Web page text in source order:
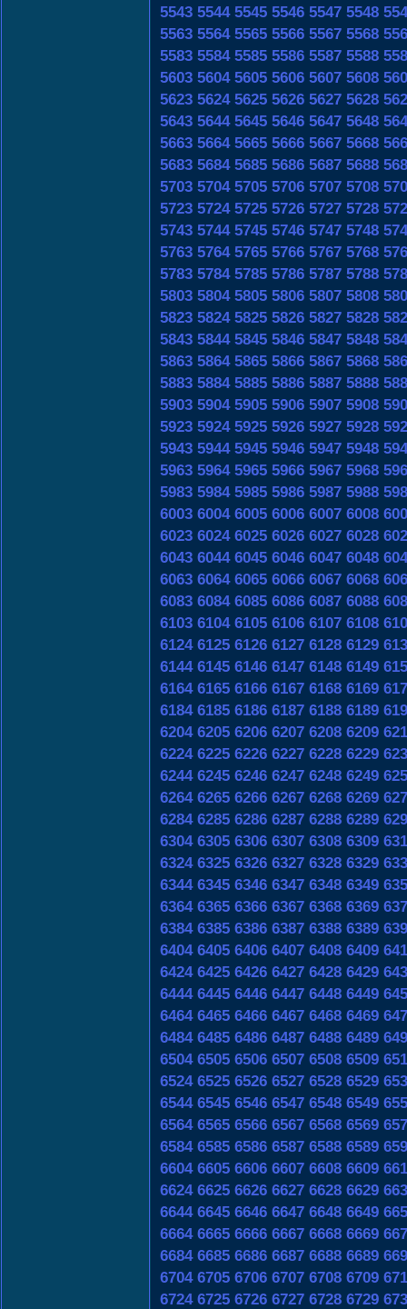
5543 5544 5545 5546 5547 5548
5563 5564 5565 5566 5567 5568
5583 5584 5585 5586 5587 5588
5603 5604 5605 5606 5607 5608
5623 5624 5625 5626 5627 5628
5643 5644 5645 5646 5647 5648
5663 5664 5665 5666 5667 5668
5683 5684 5685 5686 5687 5688
5703 5704 5705 5706 5707 5708
5723 5724 5725 5726 5727 5728
5743 5744 5745 5746 5747 5748
5763 5764 5765 5766 5767 5768
5783 5784 5785 5786 5787 5788
5803 5804 5805 5806 5807 5808
5823 5824 5825 5826 5827 5828
5843 5844 5845 5846 5847 5848
5863 5864 5865 5866 5867 5868
5883 5884 5885 5886 5887 5888
5903 5904 5905 5906 5907 5908
5923 5924 5925 5926 5927 5928
5943 5944 5945 5946 5947 5948
5963 5964 5965 5966 5967 5968
5983 5984 5985 5986 5987 5988
6003 6004 6005 6006 6007 6008
6023 6024 6025 6026 6027 6028
6043 6044 6045 6046 6047 6048
6063 6064 6065 6066 6067 6068
6083 6084 6085 6086 6087 6088
6103 6104 6105 6106 6107 6108
6124 6125 6126 6127 6128 6129
6144 6145 6146 6147 6148 6149
6164 6165 6166 6167 6168 6169
6184 6185 6186 6187 6188 6189
6204 6205 6206 6207 6208 6209
6224 6225 6226 6227 6228 6229
6244 6245 6246 6247 6248 6249
6264 6265 6266 6267 6268 6269
6284 6285 6286 6287 6288 6289
6304 6305 6306 6307 6308 6309
6324 6325 6326 6327 6328 6329
6344 6345 6346 6347 6348 6349
6364 6365 6366 6367 6368 6369
6384 6385 6386 6387 6388 6389
6404 6405 6406 6407 6408 6409
6424 6425 6426 6427 6428 6429
6444 6445 6446 6447 6448 6449
6464 6465 6466 6467 6468 6469
6484 6485 6486 6487 6488 6489
6504 6505 6506 6507 6508 6509
6524 6525 6526 6527 6528 6529
6544 6545 6546 6547 6548 6549
6564 6565 6566 6567 6568 6569
6584 6585 6586 6587 6588 6589
6604 6605 6606 6607 6608 6609
6624 6625 6626 6627 6628 6629
6644 6645 6646 6647 6648 6649
6664 6665 6666 6667 6668 6669
6684 6685 6686 6687 6688 6689
6704 6705 6706 6707 6708 6709
6724 6725 6726 6727 6728 6729